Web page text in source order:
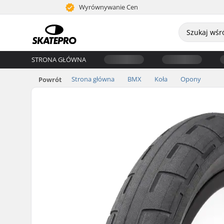
Wyrównywanie Cen
STRONA GŁÓWNA
Powrót Strona główna BMX Koła Opony